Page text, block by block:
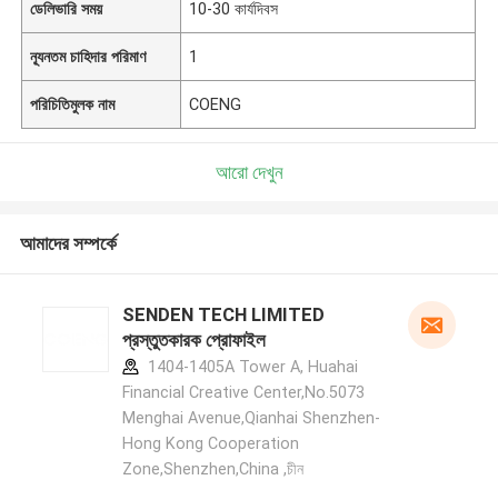
ডেলিভারি সময় 10-30 কার্যদিবস
ন্যূনতম চাহিদার পরিমাণ 1
পরিচিতিমুলক নাম COENG
আরো দেখুন
আমাদের সম্পর্কে
SENDEN TECH LIMITED
প্রস্তুতকারক প্রোফাইল
1404-1405A Tower A, Huahai
Financial Creative Center,No.5073
Menghai Avenue,Qianhai Shenzhen-
Hong Kong Cooperation
Zone,Shenzhen,China ,চীন